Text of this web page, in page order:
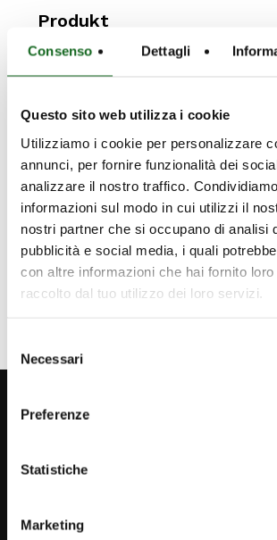
Consenso Dettagli
Questo sito web utilizza i cookie
Utilizziamo i cookie per personalizzare
annunci, per fornire funzionalità dei
analizzare il nostro traffico.
informazioni sul modo in cui utilizzi il
nostri partner che si occupano di analisi
pubblicità e social media, i quali
con altre informazioni che hai fornito
raccolto dal tuo utilizzo dei loro servizi.
delNecessari
Preferenze
Statistiche
Marketing
Produkt
Sustainability
Unternehmen
Veranstaltungen und
Water Positivity
water-industry-sector
Abschnitt Veröffentlichung
✎Presseschau